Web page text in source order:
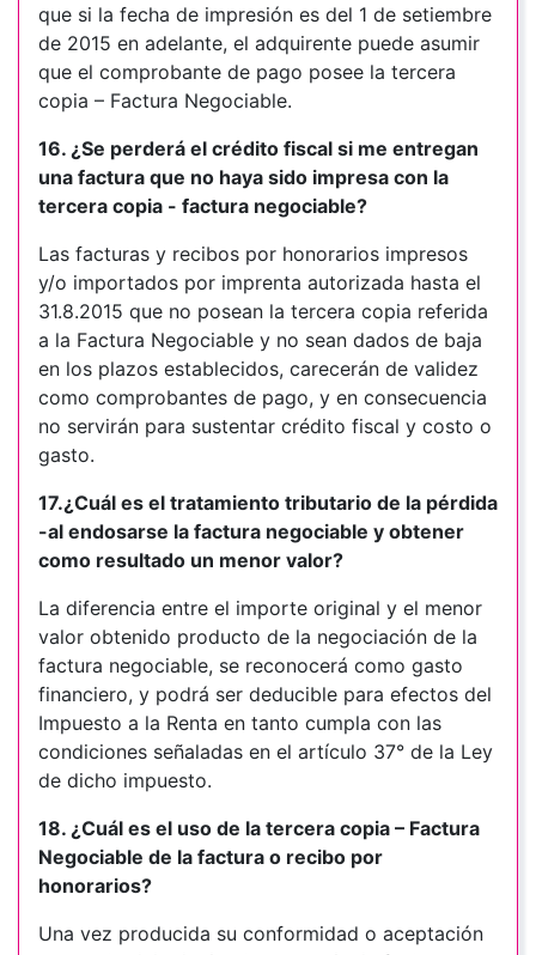
que si la fecha de impresión es del 1 de setiembre
de 2015 en adelante, el adquirente puede asumir
que el comprobante de pago posee la tercera
copia – Factura Negociable.
16. ¿Se perderá el crédito fiscal si me entregan
una factura que no haya sido impresa con la
tercera copia - factura negociable?
Las facturas y recibos por honorarios impresos
y/o importados por imprenta autorizada hasta el
31.8.2015 que no posean la tercera copia referida
a la Factura Negociable y no sean dados de baja
en los plazos establecidos, carecerán de validez
como comprobantes de pago, y en consecuencia
no servirán para sustentar crédito fiscal y costo o
gasto.
17.¿Cuál es el tratamiento tributario de la pérdida
-al endosarse la factura negociable y obtener
como resultado un menor valor?
La diferencia entre el importe original y el menor
valor obtenido producto de la negociación de la
factura negociable, se reconocerá como gasto
financiero, y podrá ser deducible para efectos del
Impuesto a la Renta en tanto cumpla con las
condiciones señaladas en el artículo 37° de la Ley
de dicho impuesto.
18. ¿Cuál es el uso de la tercera copia – Factura
Negociable de la factura o recibo por
honorarios?
Una vez producida su conformidad o aceptación